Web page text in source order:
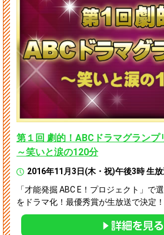
第１回 劇的！ABCドラマグランプ
～笑いと涙の120分
2016年11月3日(木・祝)午後3時 生
「才能発掘 ABC E！プロジェクト」で
をドラマ化！最優秀賞が生放送で決定！